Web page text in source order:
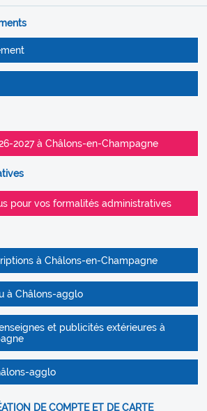
2027 à Châlons-en-Champagne
pour vos formalités administratives
à Châlons-en-Champagne
à Châlons-agglo
et publicités extérieures à
agglo
DE COMPTE ET DE CARTE